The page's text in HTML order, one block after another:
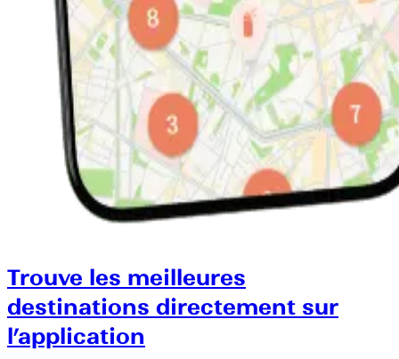
Trouve les meilleures
destinations directement sur
l’application